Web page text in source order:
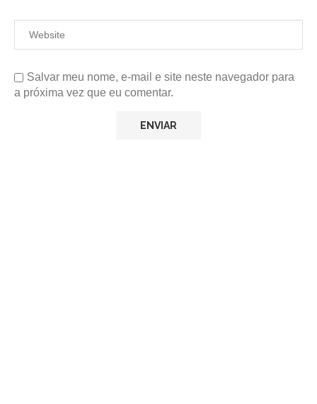
Salvar meu nome, e-mail e site neste navegador para
a próxima vez que eu comentar.